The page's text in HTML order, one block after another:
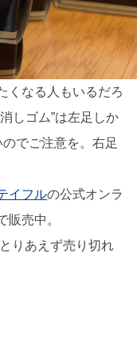
くなる人もいるだろ
しゴム”は左足しか
でご注意を。右足
イフルの公式オンラ
販売中。
りあえず売り切れ